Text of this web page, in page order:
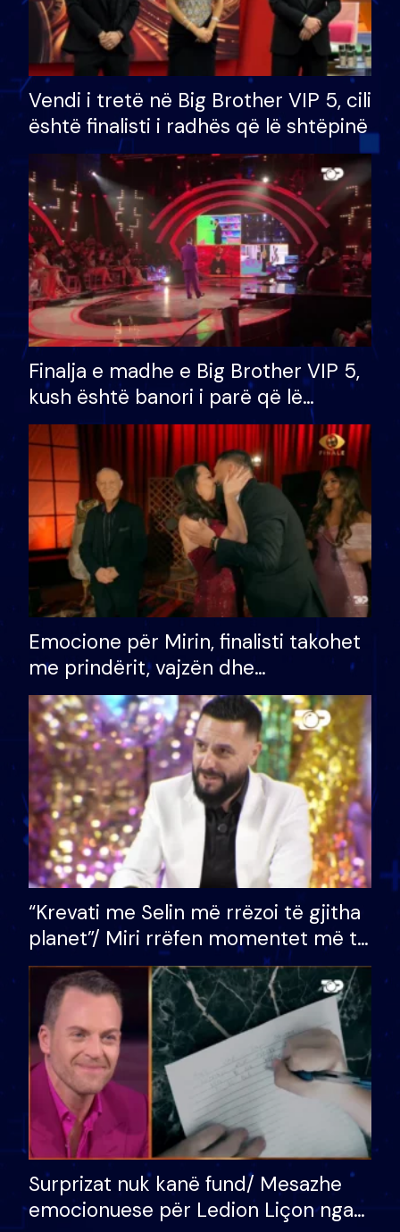
Vendi i tretë në Big Brother VIP 5, cili
është finalisti i radhës që lë shtëpinë
Finalja e madhe e Big Brother VIP 5,
kush është banori i parë që lë
shtëpinë dhe humb mundësinë për
të fituar çmimin e madh
Emocione për Mirin, finalisti takohet
me prindërit, vajzën dhe
bashkëshorten: S’kemi ndonjë letër
divorci apo jo?
“Krevati me Selin më rrëzoi të gjitha
planet”/ Miri rrëfen momentet më të
bukura në shtëpinë e BB VIP: Do më
mungojë zilja e mëngjesit kur…
Surprizat nuk kanë fund/ Mesazhe
emocionuese për Ledion Liçon nga